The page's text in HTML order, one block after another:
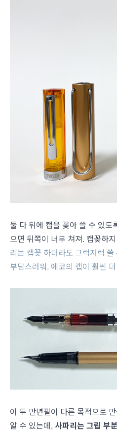
둘 다 뒤에 캡을 꽂아 쓸 수 있도
으면 뒤쪽이 너무 쳐져. 캡꽂하
리는 캡꽂 하더라도 그럭저럭 쓸
부담스러워. 에코의 캡이 훨씬
이 두 만년필이 다른 목적으로
알 수 있는데, 사파리는 그립 부